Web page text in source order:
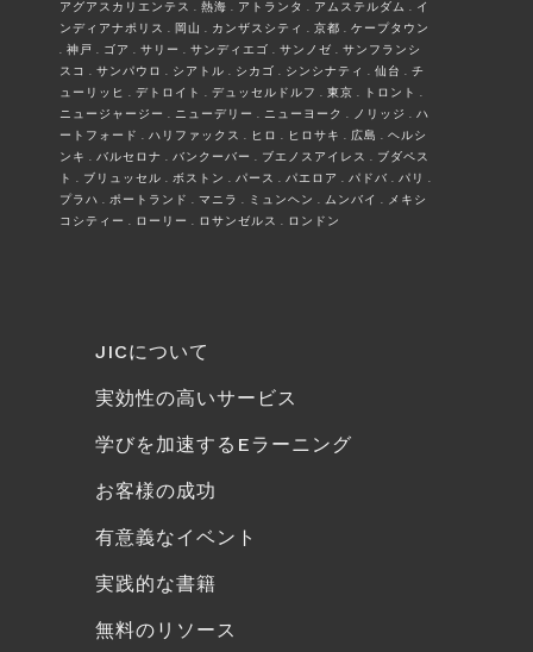
アグアスカリエンテス . 熱海 . アトランタ . アムステルダム . イ
ンディアナポリス . 岡山 . カンザスシティ . 京都 . ケープタウン
. 神戸 . ゴア . サリー . サンディエゴ . サンノゼ . サンフランシ
スコ . サンパウロ . シアトル . シカゴ . シンシナティ . 仙台 . チ
ューリッヒ . デトロイト . デュッセルドルフ . 東京 . トロント .
ニュージャージー . ニューデリー . ニューヨーク . ノリッジ . ハ
ートフォード . ハリファックス . ヒロ . ヒロサキ . 広島 . ヘルシ
ンキ . バルセロナ . バンクーバー . ブエノスアイレス . ブダペス
ト . ブリュッセル . ボストン . パース . パエロア . パドバ . パリ .
プラハ . ポートランド . マニラ . ミュンヘン . ムンバイ . メキシ
コシティー . ローリー . ロサンゼルス . ロンドン
JICについて
実効性の高いサービス
学びを加速するEラーニング
お客様の成功
有意義なイベント
実践的な書籍
無料のリソース